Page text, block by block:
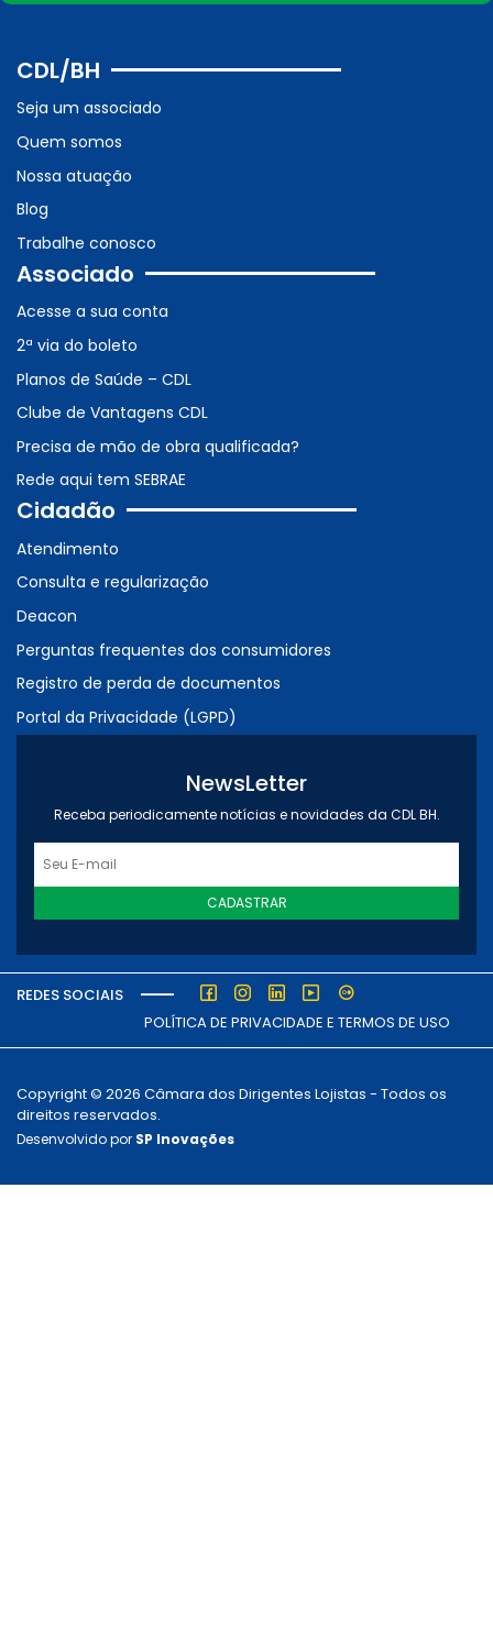
CDL/BH
Seja um associado
Quem somos
Nossa atuação
Blog
Trabalhe conosco
Associado
Acesse a sua conta
2ª via do boleto
Planos de Saúde – CDL
Clube de Vantagens CDL
Precisa de mão de obra qualificada?
Rede aqui tem SEBRAE
Cidadão
Atendimento
Consulta e regularização
Deacon
Perguntas frequentes dos consumidores
Registro de perda de documentos
Portal da Privacidade (LGPD)
NewsLetter
Receba periodicamente notícias e novidades da CDL BH.
CADASTRAR
REDES SOCIAIS
POLÍTICA DE PRIVACIDADE E TERMOS DE USO
Copyright © 2026 Câmara dos Dirigentes Lojistas - Todos os
direitos reservados.
Desenvolvido por SP Inovações